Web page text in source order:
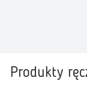
Produkty